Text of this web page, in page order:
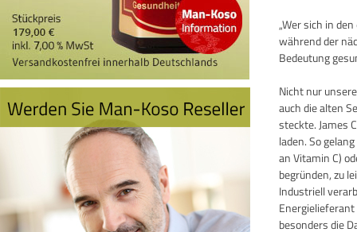
„Wer sich in
während der
Bedeutung
Nicht nur
auch die alten
steckte. James
laden. So
an Vitamin C)
begründen, zu
Industriell
besonders die